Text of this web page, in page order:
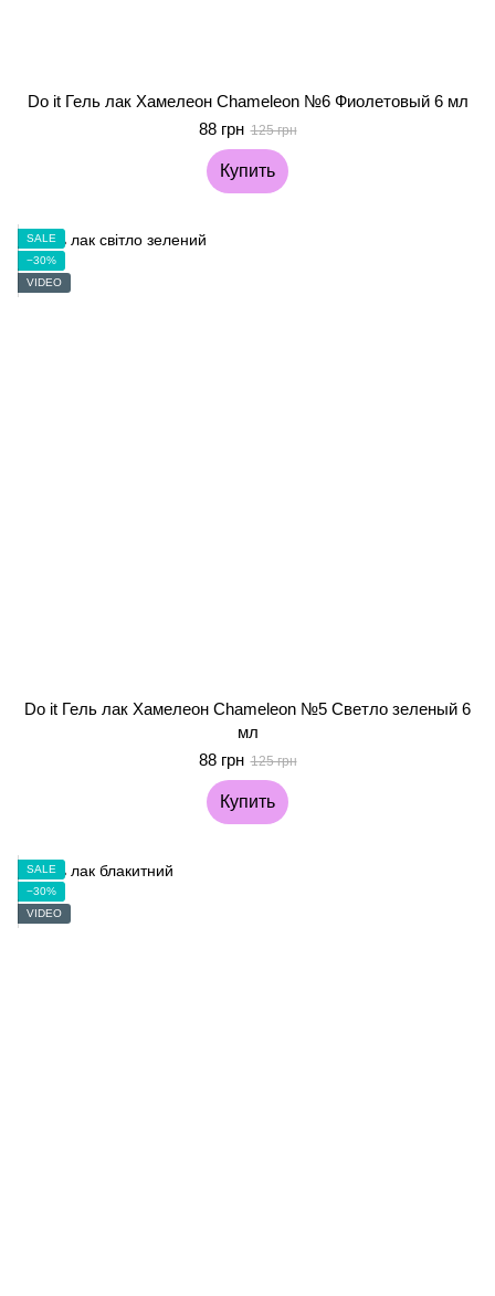
Do it Гель лак Хамелеон Chameleon №6 Фиолетовый 6 мл
88 грн 125 грн
Купить
SALE
−30%
VIDEO
Do it Гель лак Хамелеон Chameleon №5 Светло зеленый 6
мл
88 грн 125 грн
Купить
SALE
−30%
VIDEO